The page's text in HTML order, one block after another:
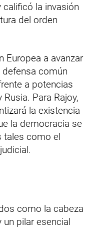
la invasión
del orden
Europea a avanzar
común
a potencias
Para Rajoy,
la existencia
la democracia se
tales como el
como la cabeza
pilar esencial